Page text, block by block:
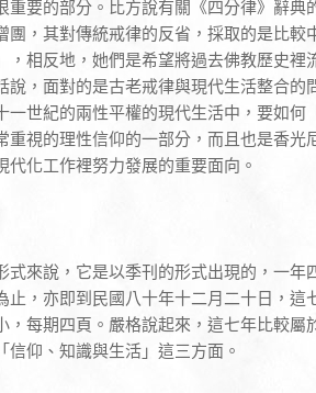
重要的部分。比方說有關《四分律》辭典
團，其對傳統戒律的反省，採取的是比較
，相反地，她們是希望將過去佛教歷史裡
說，面對的是古老戒律與現代生活整合
一世紀的兩性平權的現代生活中，要如何
重視的理性信仰的一部分，而且也是香光
代化工作裡努力發展的重要面向。
式來說，它是以季刊的形式出現的，一年
止，亦即到民國八十年十二月二十日，這
，每期四頁。嚴格說起來，這七年比較屬
信仰、知識與生活」這三方面。